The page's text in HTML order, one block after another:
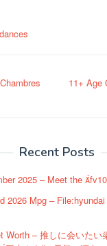
11+ Age
Recent Posts
2025 – Meet the
2026 Mpg –
Worth – 推しに会いたい